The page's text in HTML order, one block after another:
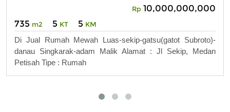
Rp 10,000,000,000
735 m2 5 KT 5 KM
Di Jual Rumah Mewah Luas-sekip-gatsu(gatot Subroto)-
danau Singkarak-adam Malik Alamat : Jl Sekip, Medan
Petisah Tipe : Rumah